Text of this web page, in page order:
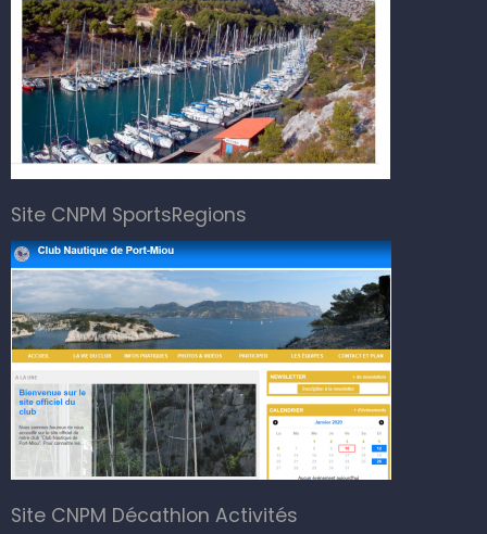
Site CNPM SportsRegions
Site CNPM Décathlon Activités